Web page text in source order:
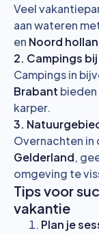
Veel
aan wateren
en Noord
2. Campings
Campings in
Brabant
karper.
3.
Overnachten in
Gelderland,
omgeving te
Tips voor
vakantie
Plan je